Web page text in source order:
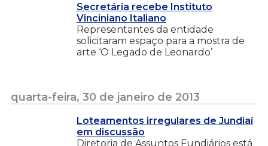
Secretária recebe Instituto
Vinciniano Italiano
Representantes da entidade
solicitaram espaço para a mostra de
arte ‘O Legado de Leonardo’
quarta-feira, 30 de janeiro de 2013
Loteamentos irregulares de Jundiaí
em discussão
Diretoria de Assuntos Fundiários está